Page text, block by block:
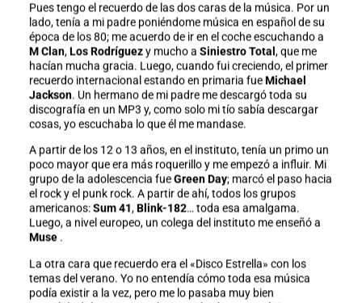
Pues tengo el recuerdo de las dos caras de la música. Por un
lado, tenía a mi padre poniéndome música en español de su
época de los 80; me acuerdo de ir en el coche escuchando a
M Clan, Los Rodríguezy mucho a Siniestro Total, que me
hacían mucha gracia. Luego, cuando fui creciendo, el primer
recuerdo internacional estando en primaria fueMichael
Jackson. Un hermano de mi padre me descargó toda su
discografía en un MP3 y, como solo mi tío sabía descargar
cosas, yo escuchaba lo que él me mandase.
A partir de los 12 o 13 años, en el instituto, tenía un primo un
poco mayor que era más roquerillo y me empezó a influir. Mi
grupo de la adolescencia fueGreen Day; marcó el paso hacia
el rock y el punk rock. A partir de ahí, todos los grupos
americanos:Sum 41, Blink-182… toda esa amalgama.
Luego, a nivel europeo, un colega del instituto me enseñó a
Muse.
La otra cara que recuerdo era el «Disco Estrella» con los
temas del verano. Yo no entendía cómo toda esa música
podía existir a la vez, pero me lo pasaba muy bien